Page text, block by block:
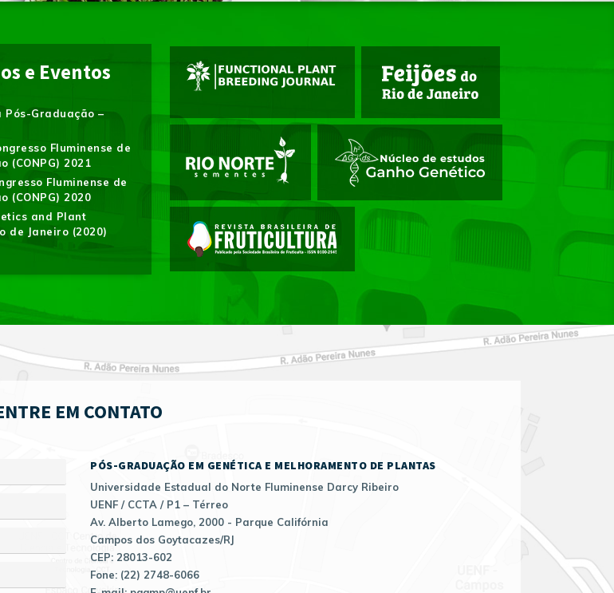
e Eventos
Pós-Graduação –
Fluminense de
(CONPG) 2021
Fluminense de
(CONPG) 2020
and Plant
de Janeiro (2020)
EM CONTATO
PÓS-GRADUAÇÃO EM GENÉTICA E MELHORAMENTO DE PLANTAS
Universidade Estadual do Norte Fluminense Darcy Ribeiro
UENF / CCTA / P1 – Térreo
Av. Alberto Lamego, 2000 - Parque Califórnia
Campos dos Goytacazes/RJ
CEP: 28013-602
Fone: (22) 2748-6066